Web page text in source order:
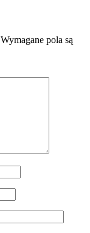
Wymagane pola są